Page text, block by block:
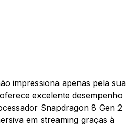
impressiona apenas pela sua
excelente desempenho
Snapdragon 8 Gen 2
em streaming graças à